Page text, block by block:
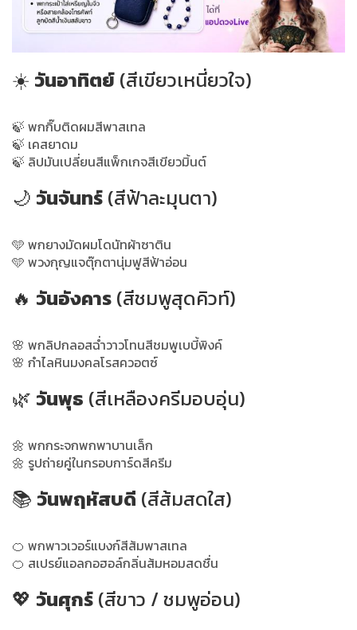
☀️ วันอาทิตย์ (สีเขียวเหนี่ยวใจ)
🍃 พกกิ๊บติดผมสีพาสเทล
🍃 เคสยาดม
🍃 ลิปมันเปลี่ยนสีแพ็กเกจสีเขียวมิ้นต์
🌙 วันจันทร์ (สีฟ้าละมุนตา)
🩵 พกยางมัดผมโดนัทผ้าซาติน
🩵 พวงกุญแจตุ๊กตานุ่มฟูสีฟ้าอ่อน
🔥 วันอังคาร (สีชมพูสุดคิวท์)
🌸 พกลิปกลอสฉ่ำวาวโทนสีชมพูเบบี้พิงค์
🌸 กำไลหินมงคลโรสควอตซ์
🌿 วันพุธ (สีเหลืองครีมอบอุ่น)
🌼 พกกระจกพกพาบานเล็ก
🌼 รูปถ่ายคู่ในกรอบการ์ดสีครีม
📚 วันพฤหัสบดี (สีส้มสดใส)
🍊 พกพาวเวอร์แบงก์สีส้มพาสเทล
🍊 สเปรย์แอลกอฮอล์กลิ่นส้มหอมสดชื่น
💖 วันศุกร์ (สีขาว / ชมพูอ่อน)